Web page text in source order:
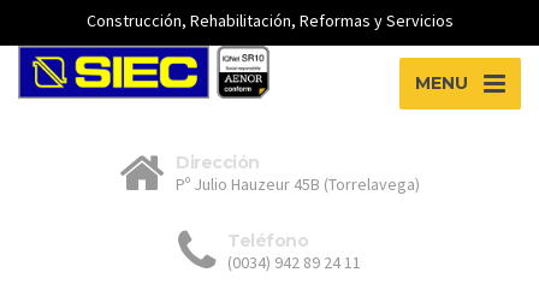
Construcción, Rehabilitación, Reformas y Servicios
MENU
Dirección
Pº Julio Hauzeur 45B (Torrelavega)
Teléfono
(0034) 942 89 24 11